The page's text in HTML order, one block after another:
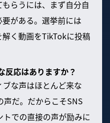
らうには、まず自分自
がある。選挙前には
く動画をTikTokに投稿
反応はありますか？
な声はほとんど来な
だ。だからこそSNS
での直接の声が励みに